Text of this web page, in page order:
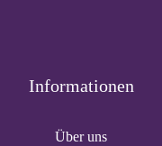
Informationen
Über uns